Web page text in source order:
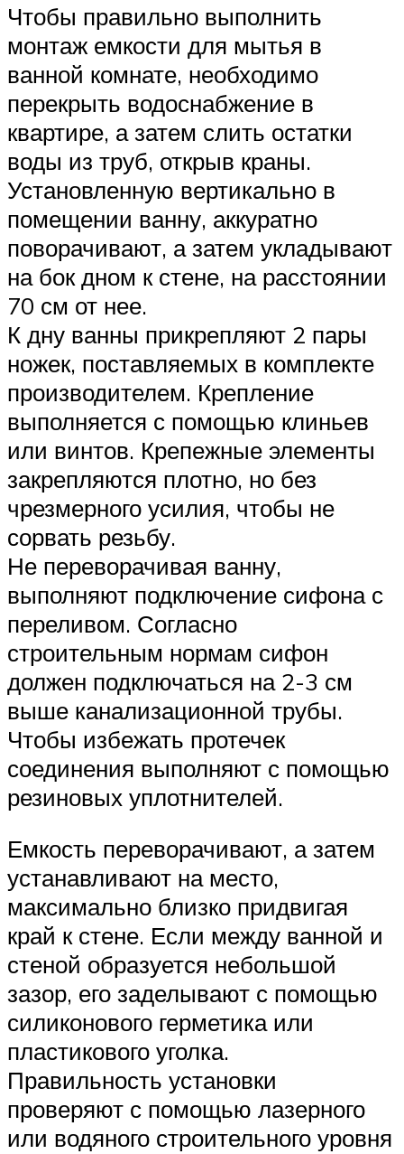
Чтобы правильно выполнить
монтаж емкости для мытья в
ванной комнате, необходимо
перекрыть водоснабжение в
квартире, а затем слить остатки
воды из труб, открыв краны.
Установленную вертикально в
помещении ванну, аккуратно
поворачивают, а затем укладывают
на бок дном к стене, на расстоянии
70 см от нее.
К дну ванны прикрепляют 2 пары
ножек, поставляемых в комплекте
производителем. Крепление
выполняется с помощью клиньев
или винтов. Крепежные элементы
закрепляются плотно, но без
чрезмерного усилия, чтобы не
сорвать резьбу.
Не переворачивая ванну,
выполняют подключение сифона с
переливом. Согласно
строительным нормам сифон
должен подключаться на 2-3 см
выше канализационной трубы.
Чтобы избежать протечек
соединения выполняют с помощью
резиновых уплотнителей.
Емкость переворачивают, а затем
устанавливают на место,
максимально близко придвигая
край к стене. Если между ванной и
стеной образуется небольшой
зазор, его заделывают с помощью
силиконового герметика или
пластикового уголка.
Правильность установки
проверяют с помощью лазерного
или водяного строительного уровня